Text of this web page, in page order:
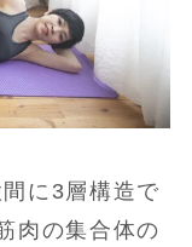
に3層構造で
肉の集合体の